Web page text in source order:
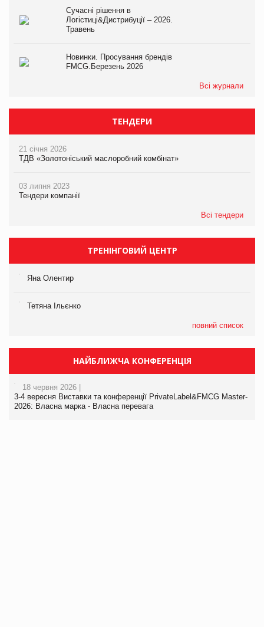
Сучасні рішення в
Логістиці&Дистрибуції – 2026.
Травень
Новинки. Просування брендів
FMCG.Березень 2026
Всі журнали
ТЕНДЕРИ
21 січня 2026
ТДВ «Золотоніський маслоробний комбінат»
03 липня 2023
Тендери компанії
Всі тендери
ТРЕНІНГОВИЙ ЦЕНТР
Яна Олентир
Тетяна Ільєнко
повний список
НАЙБЛИЖЧА КОНФЕРЕНЦІЯ
18 червня 2026 |
3-4 вересня Виставки та конференції PrivateLabel&FMCG Master-
2026: Власна марка - Власна перевага